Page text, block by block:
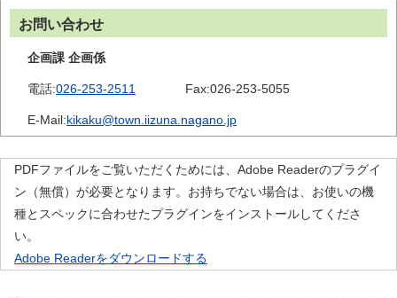
お問い合わせ
企画課 企画係
電話:026-253-2511 Fax:026-253-5055
E-Mail:kikaku@town.iizuna.nagano.jp
PDFファイルをご覧いただくためには、Adobe Readerのプラグイ
ン（無償）が必要となります。お持ちでない場合は、お使いの機
種とスペックに合わせたプラグインをインストールしてくださ
い。
Adobe Readerをダウンロードする